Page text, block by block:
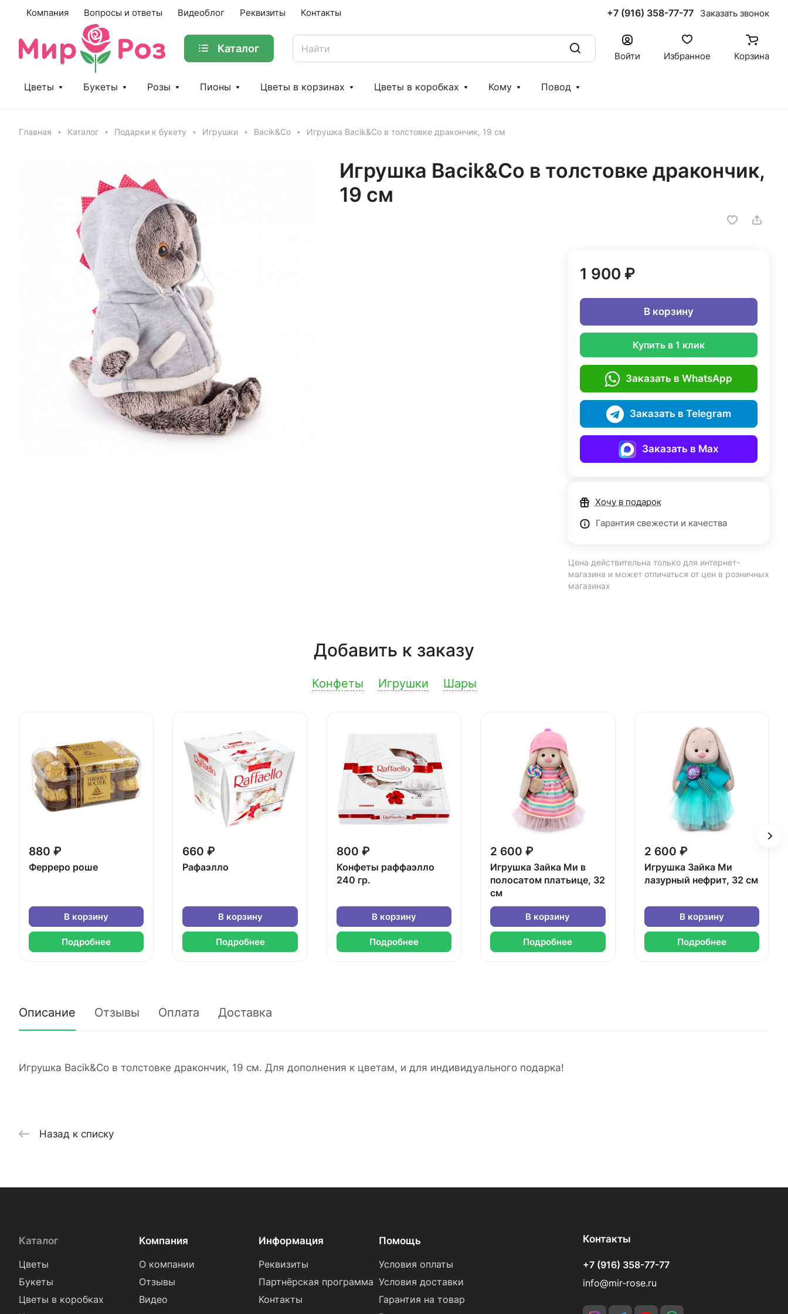
Компания Вопросы и ответы Видеоблог Реквизиты Контакты +7 (916) 358-77-77 Заказать звонок
Каталог
Войти Избранное Корзина
Цветы Букеты Розы Пионы Цветы в корзинах Цветы в коробках Кому Повод
Главная Каталог Подарки к букету Игрушки Bacik&Co Игрушка Bacik&Co в толстовке дракончик, 19 см
Игрушка Bacik&Co в толстовке дракончик,
19 см
1 900 ₽
В корзину
Купить в 1 клик
Заказать в WhatsApp
Заказать в Telegram
Заказать в Max
Хочу в подарок
Гарантия свежести и качества
Цена действительна только для интернет-
магазина и может отличаться от цен в розничных
магазинах
Добавить к заказу
Конфеты Игрушки Шары
880 ₽
Ферреро роше
В корзину
Подробнее
660 ₽
Рафаэлло
В корзину
Подробнее
800 ₽
Конфеты раффаэлло
240 гр.
В корзину
Подробнее
2 600 ₽
Игрушка Зайка Ми в
полосатом платьице, 32
см
В корзину
Подробнее
2 600 ₽
Игрушка Зайка Ми
лазурный нефрит, 32 см
В корзину
Подробнее
Описание Отзывы Оплата Доставка
Игрушка Bacik&Co в толстовке дракончик, 19 см. Для дополнения к цветам, и для индивидуального подарка!
Назад к списку
Каталог
Цветы
Букеты
Цветы в коробках
Компания
О компании
Отзывы
Видео
Информация
Реквизиты
Партнёрская программа
Контакты
Помощь
Условия оплаты
Условия доставки
Гарантия на товар
Контакты
+7 (916) 358-77-77
info@mir-rose.ru